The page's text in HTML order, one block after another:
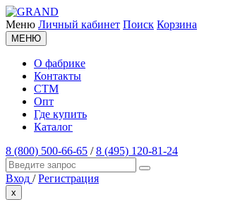
Меню Личный кабинет Поиск Корзина
МЕНЮ
О фабрике
Контакты
СТМ
Опт
Где купить
Каталог
8 (800) 500-66-65 /8 (495) 120-81-24
Вход / Регистрация
x